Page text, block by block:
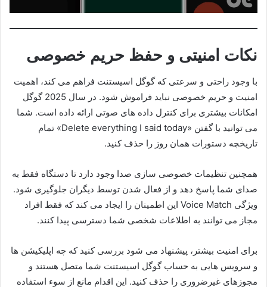
نکات امنیتی و حفظ حریم خصوصی
با وجود راحتی و سرعتی که گوگل اسیستنت فراهم می کند، اهمیت
امنیت و حریم خصوصی نباید فراموش شود. در سال 2025 گوگل
امکانات بیشتری برای کنترل داده های صوتی ارائه داده است. شما
می توانید با گفتن «Delete everything I said today» تمام
تاریخچه دستورات همان روز را حذف کنید.
همچنین تنظیمات خصوصی سازی صدا وجود دارد تا دستگاه فقط به
صدای شما پاسخ دهد و از فعال شدن توسط دیگران جلوگیری شود.
ویژگی Voice Match این اطمینان را ایجاد می کند که فقط افراد
مجاز می توانند به اطلاعات شخصی شما دسترسی پیدا کنند.
برای امنیت بیشتر، پیشنهاد می شود بررسی کنید که چه اپلیکیشن ها
و سرویس هایی به حساب گوگل اسیستنت شما متصل هستند و
مجوزهای غیرضروری را حذف کنید. این اقدام مانع از سوء استفاده